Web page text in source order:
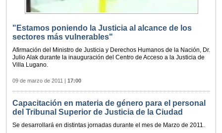
"Estamos poniendo la Justicia al alcance de los
sectores más vulnerables"
Afirmación del Ministro de Justicia y Derechos Humanos de la Nación, Dr.
Julio Alak durante la inauguración del Centro de Acceso a la Justicia de
Villa Lugano.
09 de marzo de 2011 | 17:00
Capacitación en materia de género para el personal
del Tribunal Superior de Justicia de la Ciudad
Se desarrollará en distintas jornadas durante el mes de Marzo de 2011.